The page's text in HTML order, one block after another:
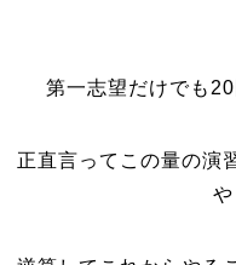
第一志望だけでも
正直言ってこの量の演
や